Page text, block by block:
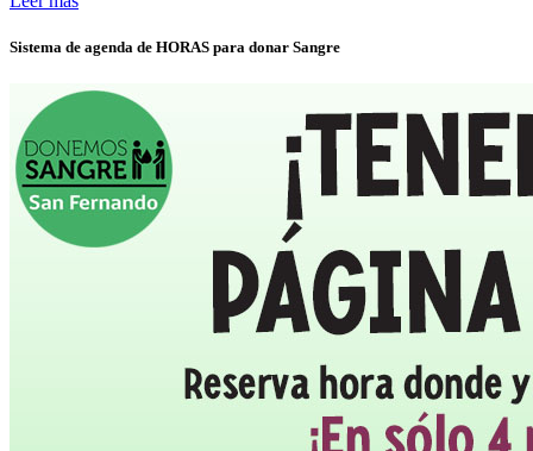
Sistema de agenda de HORAS para donar Sangre